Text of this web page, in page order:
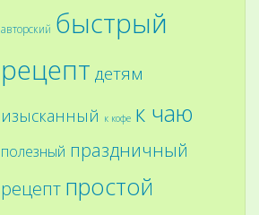
авторский быстрый
рецепт детям
изысканный к кофе к чаю
полезный праздничный
рецепт простой